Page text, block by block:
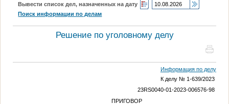
Вывести список дел, назначенных на дату
Поиск информации по делам
Решение по уголовному делу
Информация по делу
К делу № 1-639/2023
23RS0040-01-2023-006576-98
ПРИГОВОР